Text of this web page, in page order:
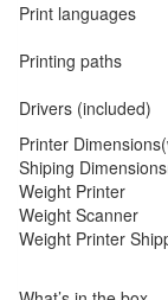
Print languages
Printing paths
Drivers (included)
Printer
Shiping
Weight Printer
Weight Scanner
Weight Printer